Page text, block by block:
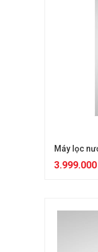
Máy lọc
3.999.000